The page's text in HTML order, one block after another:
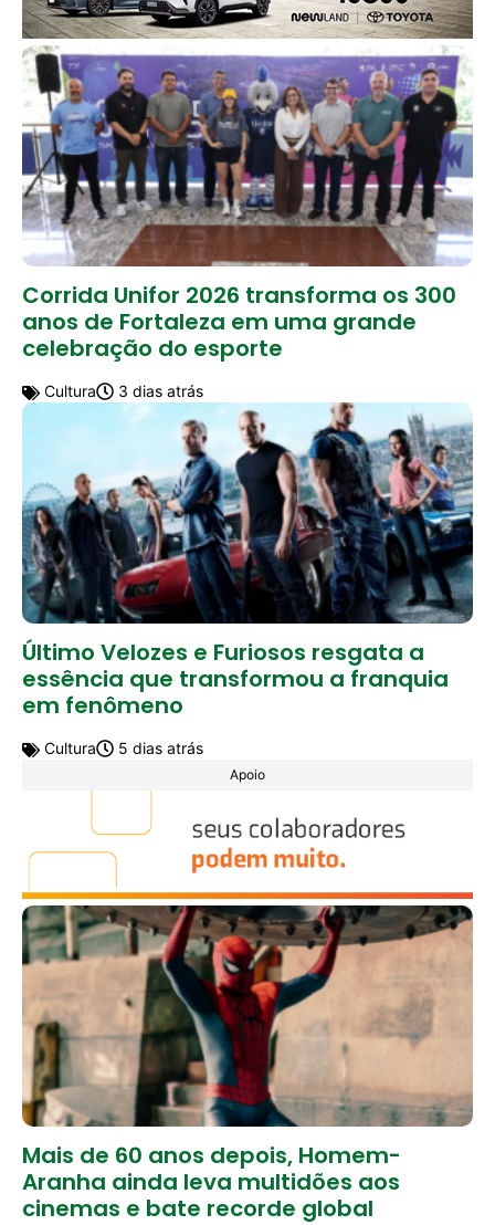
Corrida Unifor 2026 transforma os 300
anos de Fortaleza em uma grande
celebração do esporte
Cultura 3 dias atrás
Último Velozes e Furiosos resgata a
essência que transformou a franquia
em fenômeno
Cultura 5 dias atrás
Apoio
Mais de 60 anos depois, Homem-
Aranha ainda leva multidões aos
cinemas e bate recorde global